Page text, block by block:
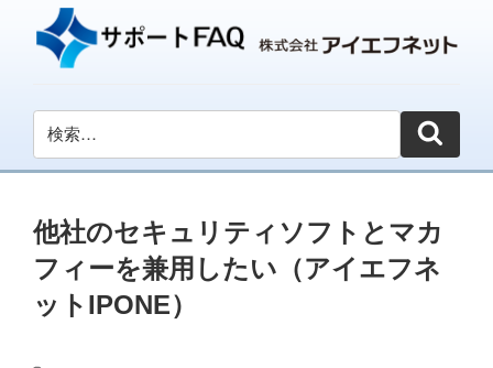
他社のセキュリティソフトとマカ
フィーを兼用したい（アイエフネ
ットIPONE）